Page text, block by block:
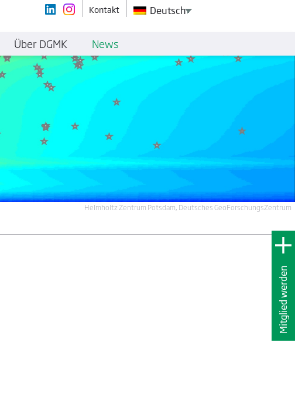
Mitglied werden
Helmholtz Zentrum Potsdam, Deutsches GeoForschungsZentrum
Kontakt Deutsch
Über DGMK News